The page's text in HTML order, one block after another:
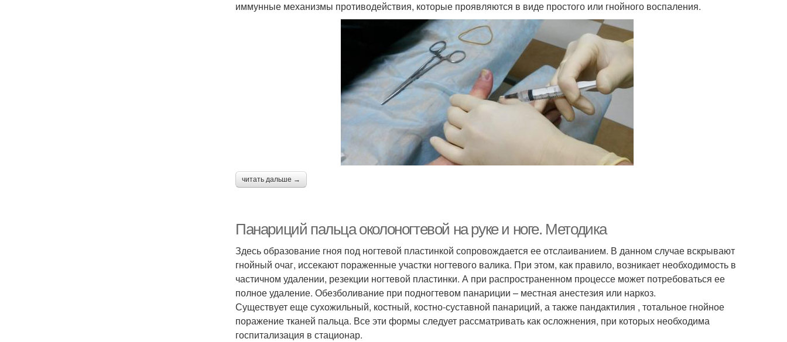
иммунные механизмы противодействия, которые проявляются в виде простого или гнойного воспаления.
читать дальше →
Панариций пальца околоногтевой на руке и ноге. Методика
Здесь образование гноя под ногтевой пластинкой сопровождается ее отслаиванием. В данном случае вскрывают
гнойный очаг, иссекают пораженные участки ногтевого валика. При этом, как правило, возникает необходимость в
частичном удалении, резекции ногтевой пластинки. А при распространенном процессе может потребоваться ее
полное удаление. Обезболивание при подногтевом панариции – местная анестезия или наркоз.
Существует еще сухожильный, костный, костно-суставной панариций, а также пандактилия , тотальное гнойное
поражение тканей пальца. Все эти формы следует рассматривать как осложнения, при которых необходима
госпитализация в стационар.